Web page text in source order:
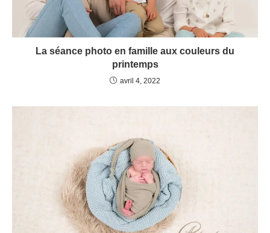
La séance photo en famille aux couleurs du
printemps
avril 4, 2022